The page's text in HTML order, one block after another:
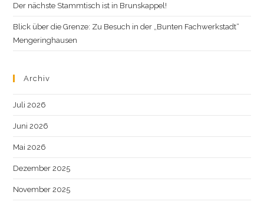
Der nächste Stammtisch ist in Brunskappel!
Blick über die Grenze: Zu Besuch in der „Bunten Fachwerkstadt“
Mengeringhausen
Archiv
Juli 2026
Juni 2026
Mai 2026
Dezember 2025
November 2025